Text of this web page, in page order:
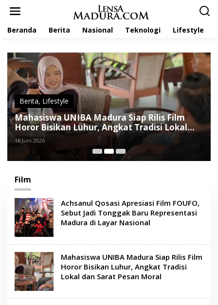
Beranda Berita Nasional Teknologi Lifestyle
Berita, Lifestyle
Mahasiswa UNIBA Madura Siap Rilis Film
Horor Bisikan Luhur, Angkat Tradisi Lokal
dan Sarat Pesan Moral
16 Juni 2026
Film
Achsanul Qosasi Apresiasi Film FOUFO,
Sebut Jadi Tonggak Baru Representasi
Madura di Layar Nasional
Mahasiswa UNIBA Madura Siap Rilis Film
Horor Bisikan Luhur, Angkat Tradisi
Lokal dan Sarat Pesan Moral